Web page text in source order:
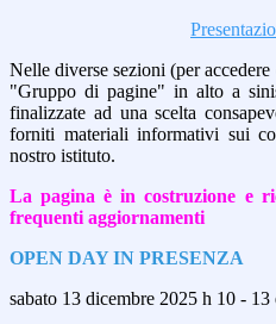
Nelle diverse sezioni (per
"Gruppo di pagine" in alto a
finalizzate ad una scelta
forniti materiali informativi sui
nostro istituto.
La pagina è in costruzione e
frequenti aggiornamenti
OPEN DAY IN PRESENZA
sabato 13 dicembre 2025 h 10 - 13